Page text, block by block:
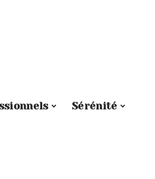
Sérénité